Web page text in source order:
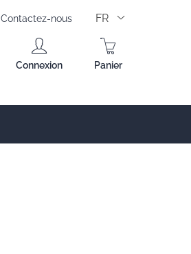
Contactez-nous FR
Connexion Panier